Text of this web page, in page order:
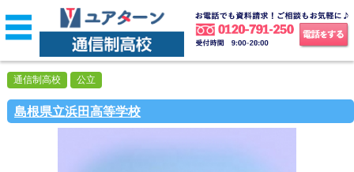
島根県立浜田高等学校
通信制高校 公立